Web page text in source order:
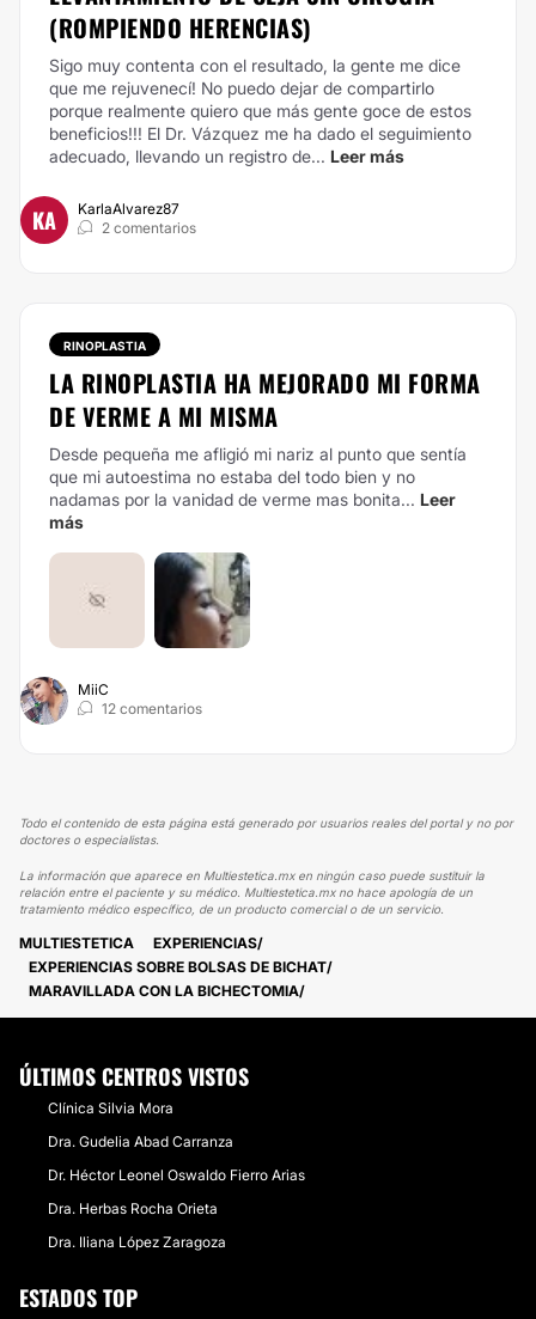
(ROMPIENDO HERENCIAS)
Sigo muy contenta con el resultado, la gente me dice
que me rejuvenecí! No puedo dejar de compartirlo
porque realmente quiero que más gente goce de estos
beneficios!!! El Dr. Vázquez me ha dado el seguimiento
adecuado, llevando un registro de... Leer más
KA
KarlaAlvarez87
2 comentarios
RINOPLASTIA
LA RINOPLASTIA HA MEJORADO MI FORMA
DE VERME A MI MISMA
Desde pequeña me afligió mi nariz al punto que sentía
que mi autoestima no estaba del todo bien y no
nadamas por la vanidad de verme mas bonita... Leer
más
MiiC
12 comentarios
Todo el contenido de esta página está generado por usuarios reales del portal y no por
doctores o especialistas.
La información que aparece en Multiestetica.mx en ningún caso puede sustituir la
relación entre el paciente y su médico. Multiestetica.mx no hace apología de un
tratamiento médico específico, de un producto comercial o de un servicio.
MULTIESTETICA
EXPERIENCIAS
EXPERIENCIAS SOBRE BOLSAS DE BICHAT
MARAVILLADA CON LA BICHECTOMIA
ÚLTIMOS CENTROS VISTOS
Clínica Silvia Mora
Dra. Gudelia Abad Carranza
Dr. Héctor Leonel Oswaldo Fierro Arias
Dra. Herbas Rocha Orieta
Dra. Iliana López Zaragoza
ESTADOS TOP